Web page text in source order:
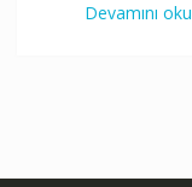
Devamını oku